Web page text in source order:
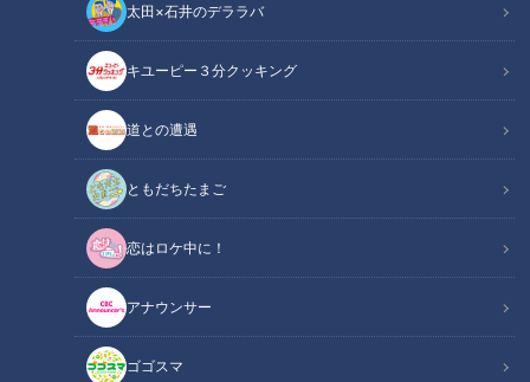
太田×石井のデララバ
キユーピー３分クッキング
道との遭遇
ともだちたまご
恋はロケ中に！
アナウンサー
ゴゴスマ
CBCテレビ『チャント！』
この記事の画像（全6枚）